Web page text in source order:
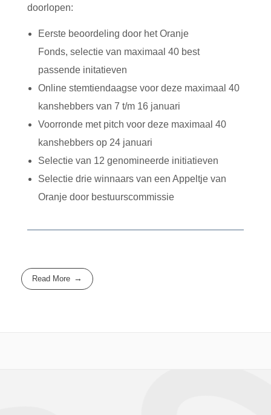
doorlopen:
Eerste beoordeling door het Oranje
Fonds, selectie van maximaal 40 best
passende initatieven
Online stemtiendaagse voor deze maximaal 40
kanshebbers van 7 t/m 16 januari
Voorronde met pitch voor deze maximaal 40
kanshebbers op 24 januari
Selectie van 12 genomineerde initiatieven
Selectie drie winnaars van een Appeltje van
Oranje door bestuurscommissie
Read More